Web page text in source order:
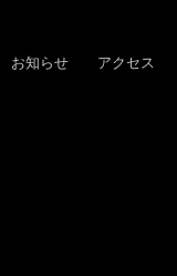
お知らせ アクセス